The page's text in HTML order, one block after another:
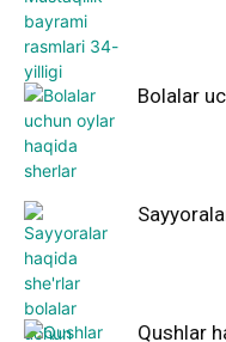
Bolalar
Qushlar